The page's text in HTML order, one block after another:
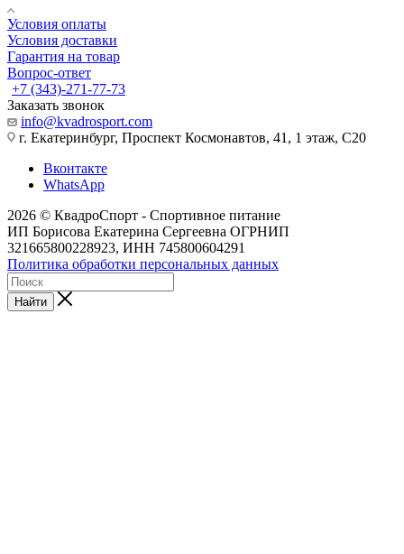
Условия оплаты
Условия доставки
Гарантия на товар
Вопрос-ответ
+7 (343)-271-77-73
Заказать звонок
info@kvadrosport.com
г. Екатеринбург, Проспект Космонавтов, 41, 1 этаж, С20
Вконтакте
WhatsApp
2026 © КвадроСпорт - Спортивное питание
ИП Борисова Екатерина Сергеевна ОГРНИП
321665800228923, ИНН 745800604291
Политика обработки персональных данных
Найти